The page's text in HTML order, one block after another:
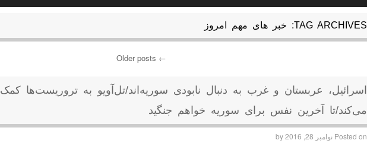
TAG ARCHIVES: خبر های مهم امروز
Post navigation
←
اسرائیل، عربستان و غرب به دنبال نابودی سوریه‌اند/تل‌آویو به تروریست‌ها کمک
می‌کند/تا آخرین نفس برای سوریه خواهم جنگید
Posted on نوامبر 28, 2016 by